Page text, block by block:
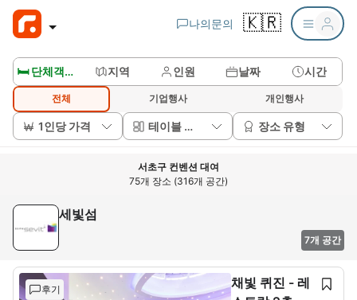
나의문의 🇰🇷
🛏️ 단체객실보기 지역 인원 날짜 시간
전체 기업행사 개인행사
1인당 가격 테이블 배치 장소 유형
서초구 컨벤션 대여
75개 장소 (316개 공간)
세빛섬
7개 공간
후기
채빛 퀴진 - 레